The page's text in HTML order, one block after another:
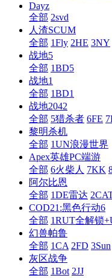
Dayz
全部 2svd
人渣SCUM
全部 1Fly 2HE 3NY
战地5
全部 1BD5
战地1
全部 1BD1
战地2042
全部 5猎杀者 6FE
黎明杀机
全部 1UN浪漫世界
Apex英雄PC端游
全部 6火柴人 7KK
阿尔比恩
全部 1DE雷达
COD21:黑色行动6
全部 1RUT全解锁
幻兽帕鲁
全部 1CA 2FD 3Sun
灰区战争
全部 1Bot 2JJ